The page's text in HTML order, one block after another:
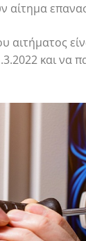
αίτημα
αιτήματος
και